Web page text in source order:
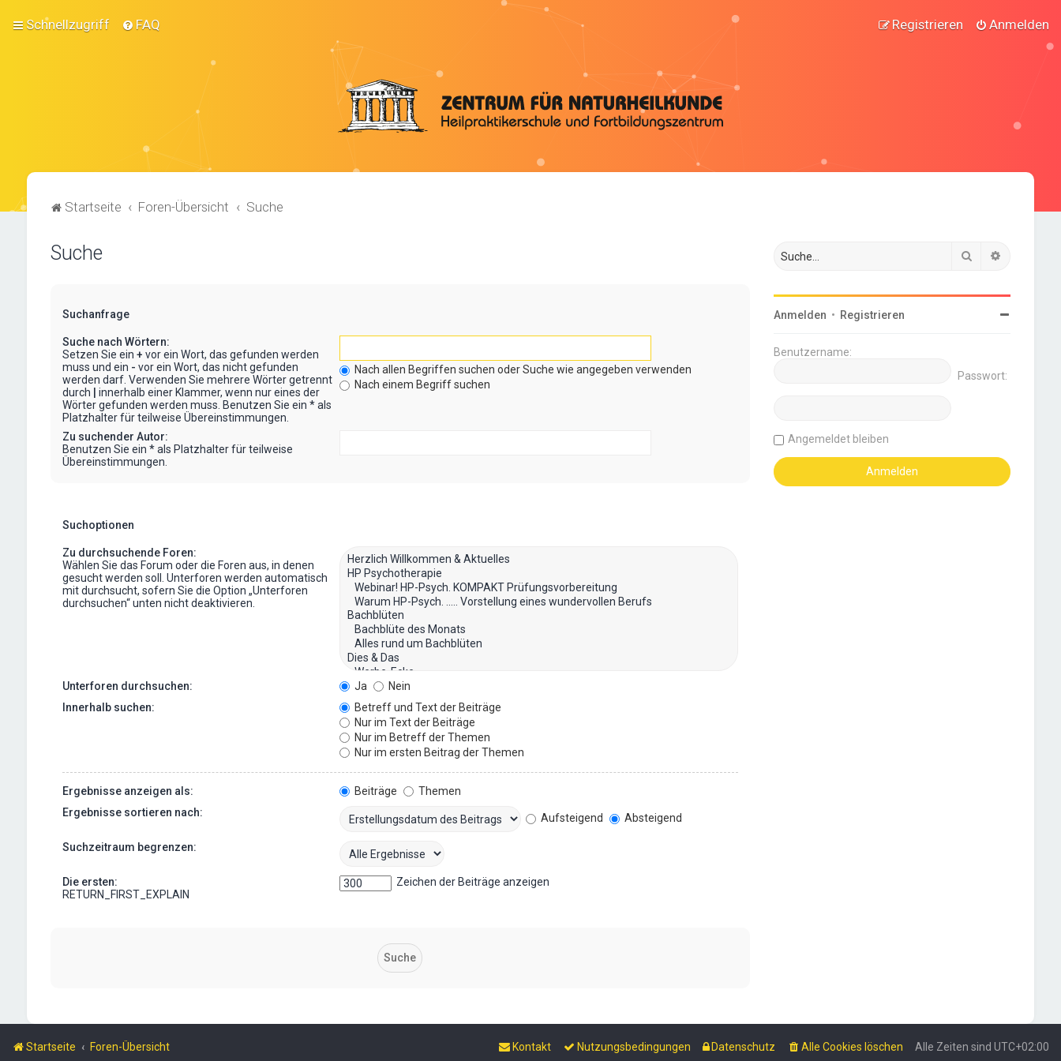
Schnellzugriff FAQ Anmelden
Registrieren
Startseite Foren-Übersicht Suche
Suche
Suchanfrage
Suche nach Wörtern:
Setzen Sie ein + vor ein Wort, das gefunden werden
muss und ein - vor ein Wort, das nicht gefunden
werden darf. Verwenden Sie mehrere Wörter getrennt
durch
innerhalb einer Klammer, wenn nur eines der
Wörter gefunden werden muss. Benutzen Sie ein * als
Platzhalter für teilweise Übereinstimmungen.
Nach allen Begriffen suchen oder Suche wie angegeben verwenden
Nach einem Begriff suchen
Zu suchender Autor:
Benutzen Sie ein * als Platzhalter für teilweise
Übereinstimmungen.
Suchoptionen
Zu durchsuchende Foren:
Wählen Sie das Forum oder die Foren aus, in denen
gesucht werden soll. Unterforen werden automatisch
mit durchsucht, sofern Sie die Option „Unterforen
durchsuchen“ unten nicht deaktivieren.
Unterforen durchsuchen: Ja
Nein
Innerhalb suchen:
Betreff und Text der Beiträge
Nur im Text der Beiträge
Nur im Betreff der Themen
Nur im ersten Beitrag der Themen
Ergebnisse anzeigen als: Beiträge
Themen
Ergebnisse sortieren nach:
Aufsteigend Absteigend
Suchzeitraum begrenzen:
Die ersten:
RETURN_FIRST_EXPLAIN
Zeichen der Beiträge anzeigen
Suche
Anmelden • Registrieren
Benutzername:
Passwort:
Angemeldet bleiben
Startseite Foren-Übersicht Alle Zeiten sind UTC+02:00
Alle Cookies löschen
Datenschutz
Nutzungsbedingungen
Kontakt